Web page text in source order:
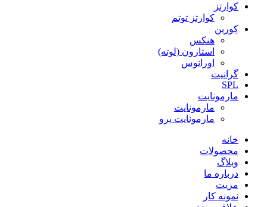
کوارتز
کوارتز توتم
کورین
هنکس
استارون (لوته)
اورانوس
گرانیت
SPL
مارمونایت
مارمونایت
مارمونایت پرو
خانه
محصولات
وبلاگ
درباره ما
مزیت
نمونه کار